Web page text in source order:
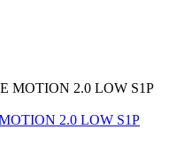
2.0 LOW S1P